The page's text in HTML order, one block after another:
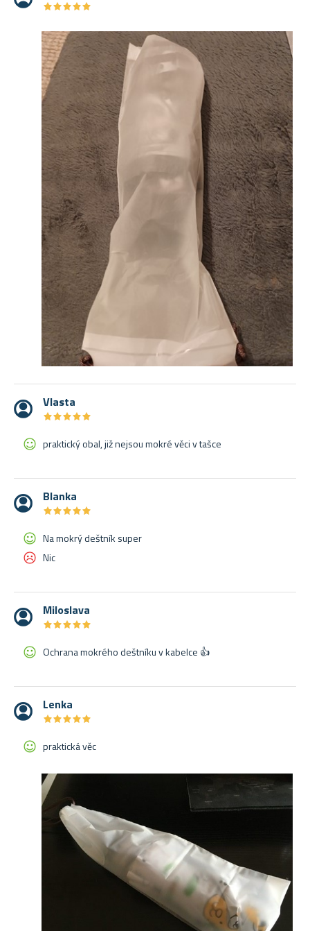
★★★★★
★★★★★
Vlasta
★★★★★
★★★★★
praktický obal, již nejsou mokré věci v tašce
Blanka
★★★★★
★★★★★
Na mokrý deštník super
Nic
Miloslava
★★★★★
★★★★★
Ochrana mokrého deštníku v kabelce 👍
Lenka
★★★★★
★★★★★
praktická věc